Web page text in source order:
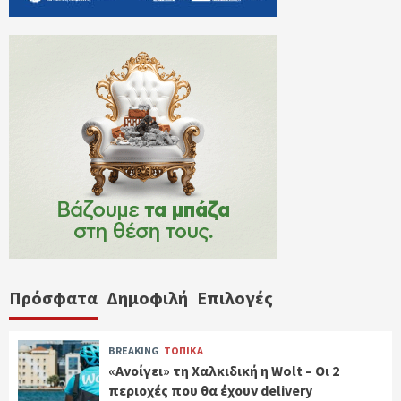
Πρόσφατα Δημοφιλή Επιλογές
BREAKING ΤΟΠΙΚΑ
«Ανοίγει» τη Χαλκιδική η Wolt – Οι 2
περιοχές που θα έχουν delivery